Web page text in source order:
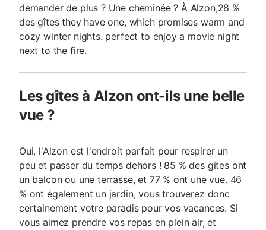
demander de plus ? Une cheminée ? À Alzon,28 %
des gîtes they have one, which promises warm and
cozy winter nights. perfect to enjoy a movie night
next to the fire.
Les gîtes à Alzon ont-ils une belle
vue ?
Oui, l'Alzon est l'endroit parfait pour respirer un
peu et passer du temps dehors ! 85 % des gîtes ont
un balcon ou une terrasse, et 77 % ont une vue. 46
% ont également un jardin, vous trouverez donc
certainement votre paradis pour vos vacances. Si
vous aimez prendre vos repas en plein air, et